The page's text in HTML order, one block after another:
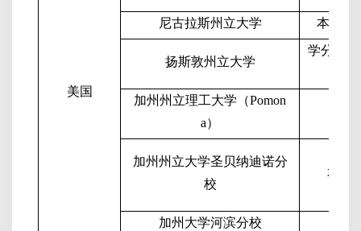
美国
尼古拉斯州立大学 本科生
扬斯敦州立大学
学分互
加州州立理工大学（Pomon
a）
加州州立大学圣贝纳迪诺分
校
本科
加州大学河滨分校